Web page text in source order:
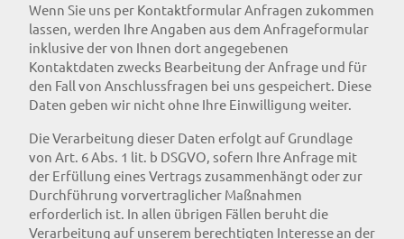
Wenn Sie uns per Kontaktformular Anfragen zukommen
lassen, werden Ihre Angaben aus dem Anfrageformular
inklusive der von Ihnen dort angegebenen
Kontaktdaten zwecks Bearbeitung der Anfrage und für
den Fall von Anschlussfragen bei uns gespeichert. Diese
Daten geben wir nicht ohne Ihre Einwilligung weiter.
Die Verarbeitung dieser Daten erfolgt auf Grundlage
von Art. 6 Abs. 1 lit. b DSGVO, sofern Ihre Anfrage mit
der Erfüllung eines Vertrags zusammenhängt oder zur
Durchführung vorvertraglicher Maßnahmen
erforderlich ist. In allen übrigen Fällen beruht die
Verarbeitung auf unserem berechtigten Interesse an der